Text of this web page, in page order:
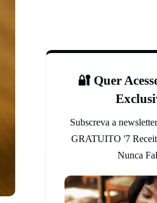
🔐 Quer
Subscreva a
GRATUITO '7
Nunca